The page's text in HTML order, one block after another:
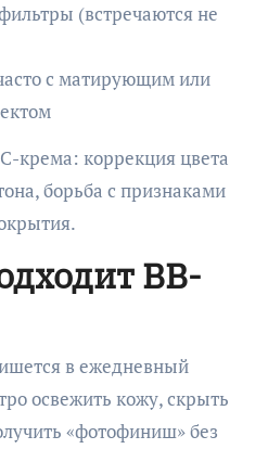
(встречаются не
с матирующим или
крема: коррекция цвета
борьба с признаками
BB-
в ежедневный
освежить кожу, скрыть
«фотофиниш» без